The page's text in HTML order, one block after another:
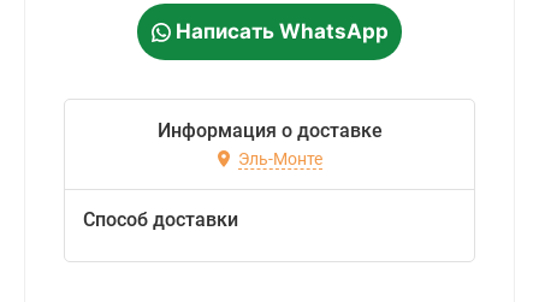
Написать WhatsApp
Информация о доставке
Эль-Монте
Способ доставки